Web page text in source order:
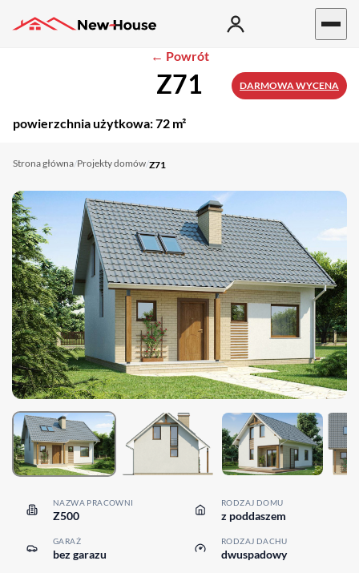
← Powrót
Z71
powierzchnia użytkowa:72 m²
Strona główna/Projekty domów/Z71
NAZWA PRACOWNI
Z500
RODZAJ DOMU
z poddaszem
GARAŻ
bez garazu
RODZAJ DACHU
dwuspadowy
DARMOWA WYCENA